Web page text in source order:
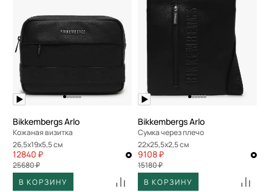
Bikkembergs Arlo
Кожаная визитка
26,5x19x5,5 см
12840 ₽
25680 ₽
В КОРЗИНУ
Bikkembergs Arlo
Сумка через плечо
22x25,5x2,5 см
9108 ₽
15180 ₽
В КОРЗИНУ